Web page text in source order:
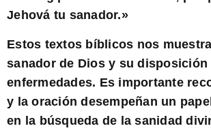
Jehová tu sanador.»
Estos textos bíblicos nos
sanador de Dios y su disposición
enfermedades. Es importante
y la oración desempeñan un
en la búsqueda de la sanidad